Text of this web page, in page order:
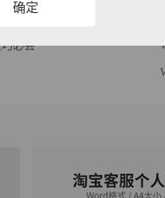
必会
确定